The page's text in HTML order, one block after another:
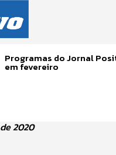
Programas do Jornal
em fevereiro
2020